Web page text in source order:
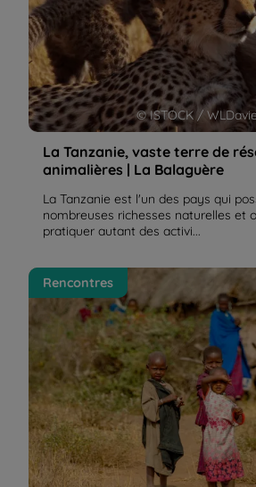
© ISTOCK /
La Tanzanie, vaste terre de
animalières | La Balaguère
La Tanzanie est l'un des pays qui
nombreuses richesses naturelles et
pratiquer autant des activi...
Safari et randonnée en Pays
Rencontres